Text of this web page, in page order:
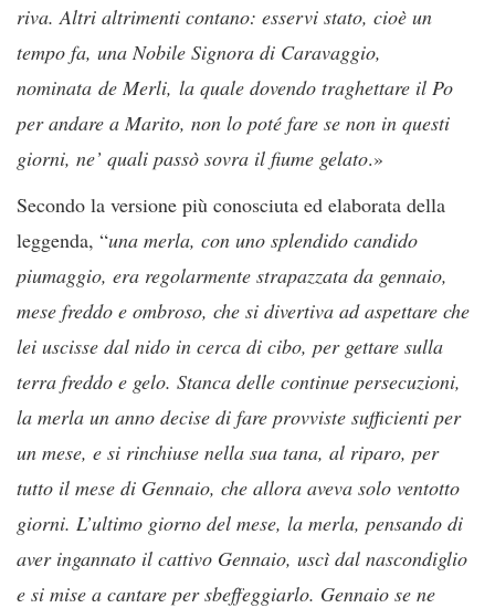
riva. Altri altrimenti contano: esservi stato, cioè un
tempo fa, una Nobile Signora di Caravaggio,
nominata de Merli, la quale dovendo traghettare il Po
per andare a Marito, non lo poté fare se non in questi
giorni, ne’ quali passò sovra il fiume gelato.»
Secondo la versione più conosciuta ed elaborata della
leggenda, “una merla, con uno splendido candido
piumaggio, era regolarmente strapazzata da gennaio,
mese freddo e ombroso, che si divertiva ad aspettare che
lei uscisse dal nido in cerca di cibo, per gettare sulla
terra freddo e gelo. Stanca delle continue persecuzioni,
la merla un anno decise di fare provviste sufficienti per
un mese, e si rinchiuse nella sua tana, al riparo, per
tutto il mese di Gennaio, che allora aveva solo ventotto
giorni. L’ultimo giorno del mese, la merla, pensando di
aver ingannato il cattivo Gennaio, uscì dal nascondiglio
e si mise a cantare per sbeffeggiarlo. Gennaio se ne